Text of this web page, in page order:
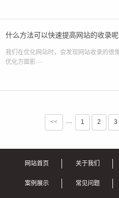
什么方法可以快速提高网站的收录
我们在优化网站时，会发现网站收录的很
优化方面影···
<< ··· 1 2 3
网站首页 关于我们
案例展示 常见问题